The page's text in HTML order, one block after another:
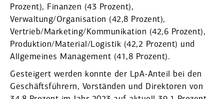
Prozent), Finanzen (43 Prozent),
Verwaltung/Organisation (42,8 Prozent),
Vertrieb/Marketing/Kommunikation (42,6 Prozent),
Produktion/Material/Logistik (42,2 Prozent) und
Allge­meines Management (41,8 Prozent).
Gesteigert werden konnte der LpA-Anteil bei den
Geschäfts­führern, Vorständen und Direk­toren von